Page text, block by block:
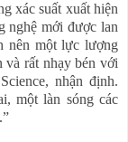
xác suất xuất hiện
nghệ mới được lan
nên một lực lượng
và rất nhạy bén với
nhận định.
một làn sóng các